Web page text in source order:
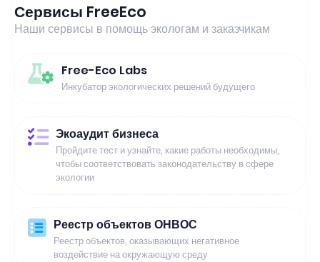
Сервисы FreeEco
Наши сервисы в помощь экологам и заказчикам
Free-Eco Labs
Инкубатор экологических решений будущего
Экоаудит бизнеса
Пройдите тест и узнайте, какие работы необходимы,
чтобы соответствовать законодательству в сфере
экологии
Реестр объектов ОНВОС
Реестр объектов, оказывающих негативное
воздействие на окружающую среду